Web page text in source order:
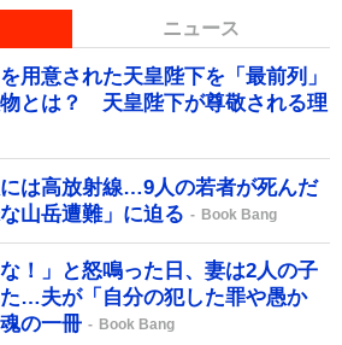
ニュース
用意された天皇陛下を「最前列」
とは？ 天皇陛下が尊敬される理
は高放射線…9人の若者が死んだ
山岳遭難」に迫る
Book Bang
な！」と怒鳴った日、妻は2人の子
…夫が「自分の犯した罪や愚か
の一冊
Book Bang